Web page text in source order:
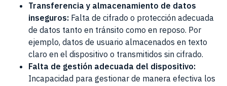
Transferencia y almacenamiento de datos
inseguros: Falta de cifrado o protección adecuada
de datos tanto en tránsito como en reposo. Por
ejemplo, datos de usuario almacenados en texto
claro en el dispositivo o transmitidos sin cifrado.
Falta de gestión adecuada del dispositivo:
Incapacidad para gestionar de manera efectiva los